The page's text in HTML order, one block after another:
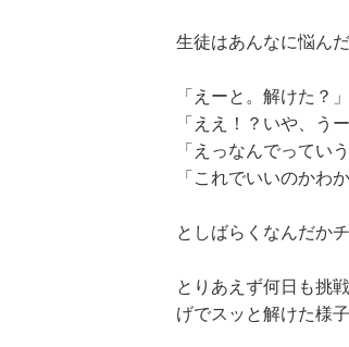
生徒はあんなに悩ん
「えーと。解けた？」
「ええ！？いや、う
「えっなんでってい
「これでいいのかわ
としばらくなんだか
とりあえず何日も挑
げでスッと解けた様子